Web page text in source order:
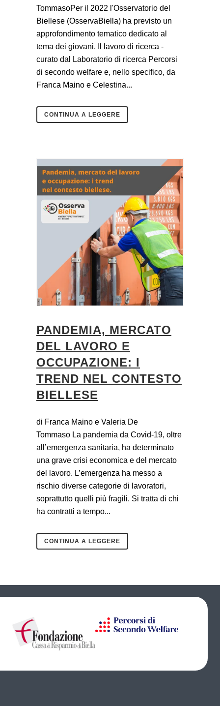
TommasoPer il 2022 l'Osservatorio del
Biellese (OsservaBiella) ha previsto un
approfondimento tematico dedicato al
tema dei giovani. Il lavoro di ricerca -
curato dal Laboratorio di ricerca Percorsi
di secondo welfare e, nello specifico, da
Franca Maino e Celestina...
CONTINUA A LEGGERE
PANDEMIA, MERCATO
DEL LAVORO E
OCCUPAZIONE: I
TREND NEL CONTESTO
BIELLESE
di Franca Maino e Valeria De
Tommaso La pandemia da Covid-19, oltre
all’emergenza sanitaria, ha determinato
una grave crisi economica e del mercato
del lavoro. L’emergenza ha messo a
rischio diverse categorie di lavoratori,
soprattutto quelli più fragili. Si tratta di chi
ha contratti a tempo...
CONTINUA A LEGGERE